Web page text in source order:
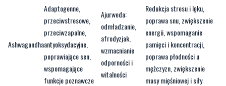
Ashwagandha
Adaptogenne,
przeciwstresowe,
przeciwzapalne,
antyoksydacyjne,
poprawiające sen,
wspomagające
funkcje poznawcze
Ajurweda:
odmładzanie,
afrodyzjak,
wzmacnianie
odporności i
witalności
Redukcja stresu i lęku,
poprawa snu, zwiększenie
energii, wspomaganie
pamięci i koncentracji,
poprawa płodności u
mężczyzn, zwiększenie
masy mięśniowej i siły